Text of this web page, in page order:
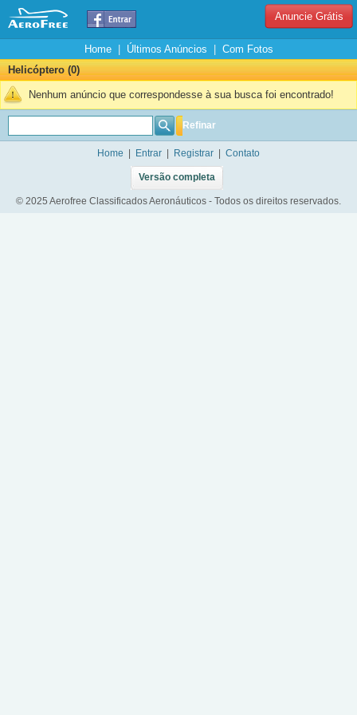
Anuncie Grátis
Home| Últimos Anúncios
Com Fotos
Helicóptero (0)
Nenhum anúncio que correspondesse à sua busca foi encontrado!
Refinar
Home Entrar Registrar Contato
Versão completa
© 2025 Aerofree Classificados Aeronáuticos - Todos os direitos reservados.